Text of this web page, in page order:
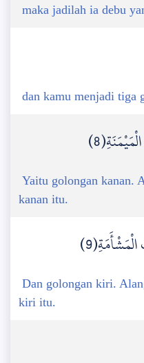
maka jadilah ia debu
dan kamu menjadi tiga
Yaitu golongan kanan.
kanan itu.
Dan golongan kiri.
kiri itu.